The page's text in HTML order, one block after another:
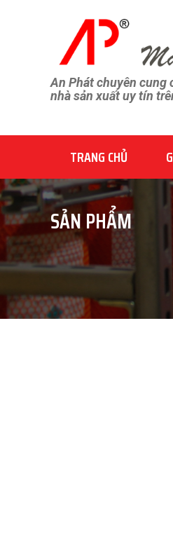
An Phát chuyên cung
nhà sản xuất uy tín
TRANG CHỦ
SẢN PHẨM